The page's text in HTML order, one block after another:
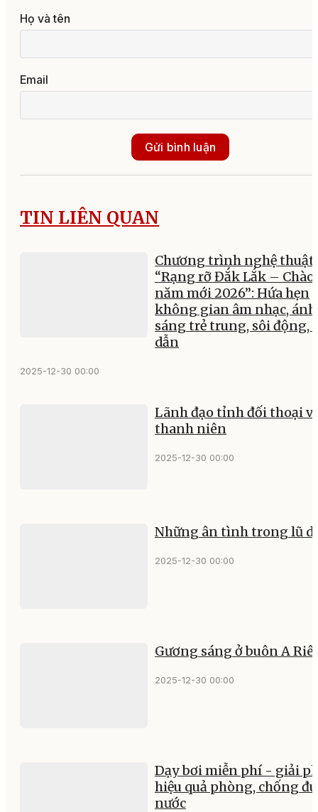
Họ và tên
Email
Gửi bình luận
TIN LIÊN QUAN
Chương trình nghệ thuật
“Rạng rỡ Đắk Lắk – Chào
năm mới 2026”: Hứa hẹn
không gian âm nhạc, ánh
sáng trẻ trung, sôi động,
dẫn
2025-12-30 00:00
Lãnh đạo tỉnh đối thoại
thanh niên
2025-12-30 00:00
Những ân tình trong lũ
2025-12-30 00:00
Gương sáng ở buôn A
2025-12-30 00:00
Dạy bơi miễn phí - giải
hiệu quả phòng, chống
nước